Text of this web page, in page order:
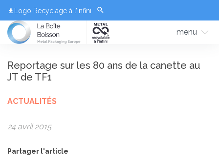
Logo Recyclage à l’Infini
menu
Reportage sur les 80 ans de la canette au
JT de TF1
ACTUALITÉS
24 avril 2015
Partager l'article